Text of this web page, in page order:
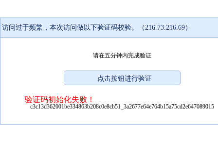
访问过于频繁，本次访问做以下验证码校验。（216.73.216.69）
请在五分钟内完成验证
验证码初始化失败！
c3c13d362001be334863b208c0e8cb51_3a2677e64e764b15a75cd2e647089015